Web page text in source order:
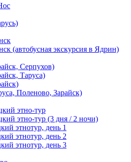
(автобусная экскурсия в Ядрин)
Серпухов)
Таруса)
Поленово, Зарайск)
этно-тур
этно-тур (3 дня / 2 ночи)
этнотур, день 1
этнотур, день 2
этнотур, день 3